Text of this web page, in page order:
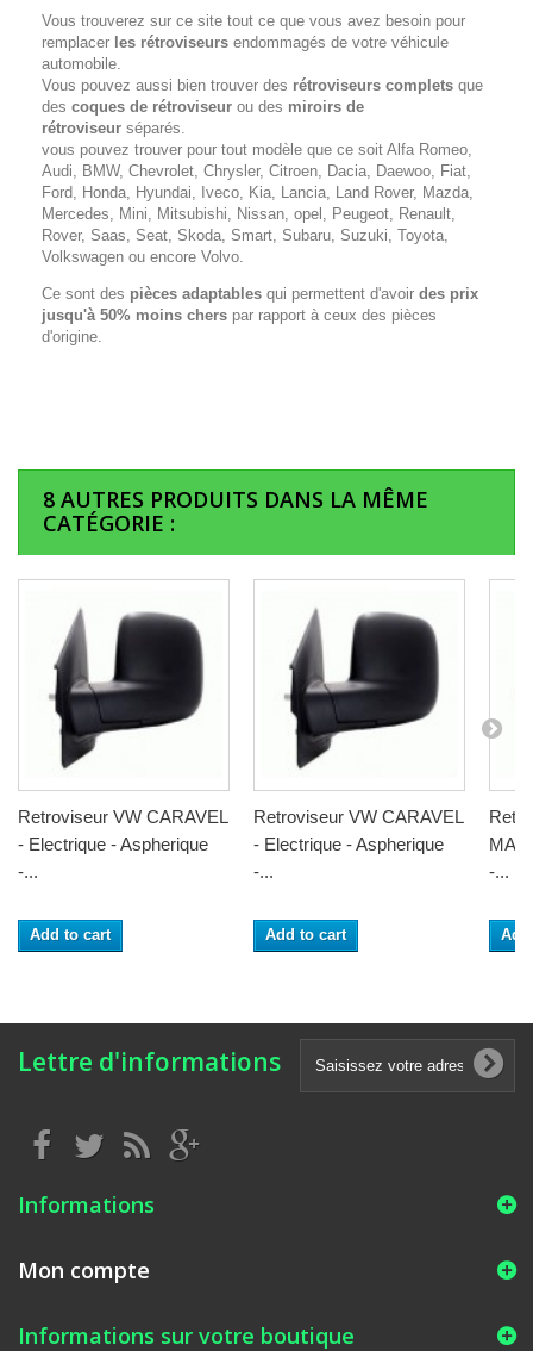
Vous trouverez sur ce site tout ce que vous avez besoin pour
remplacer les rétroviseurs endommagés de votre véhicule
automobile.
Vous pouvez aussi bien trouver des rétroviseurs complets que
des coques de rétroviseur ou des miroirs de
rétroviseur séparés.
vous pouvez trouver pour tout modèle que ce soit Alfa Romeo,
Audi, BMW, Chevrolet, Chrysler, Citroen, Dacia, Daewoo, Fiat,
Ford, Honda, Hyundai, Iveco, Kia, Lancia, Land Rover, Mazda,
Mercedes, Mini, Mitsubishi, Nissan, opel, Peugeot, Renault,
Rover, Saas, Seat, Skoda, Smart, Subaru, Suzuki, Toyota,
Volkswagen ou encore Volvo.
Ce sont des pièces adaptables qui permettent d'avoir des prix
jusqu'à 50% moins chers par rapport à ceux des pièces
d'origine.
8 AUTRES PRODUITS DANS LA MÊME
CATÉGORIE :
Retroviseur VW CARAVEL
- Electrique - Aspherique
-...
Add to cart
Retroviseur VW CARAVEL
- Electrique - Aspherique
-...
Add to cart
-...
Lettre d'informations
Informations
Mon compte
Informations sur votre boutique